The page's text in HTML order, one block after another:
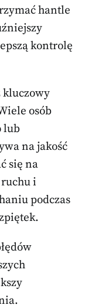
hantle
kontrolę
kluczowy
osób
lub
na jakość
się na
i
podczas